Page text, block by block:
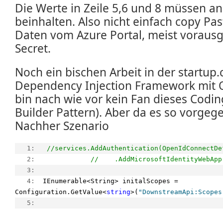
Die Werte in Zeile 5,6 und 8 müssen
beinhalten. Also nicht einfach copy
Daten vom Azure Portal, meist
Secret.
Noch ein bischen Arbeit in der
Dependency Injection Framework mit
bin nach wie vor kein Fan dieses
Builder Pattern). Aber da es so
Nachher Szenario
   1:
//
   2:
//
   3:
   4:
IEnumerable<String> initalScopes =
Configuration.GetValue<string>(
   5: